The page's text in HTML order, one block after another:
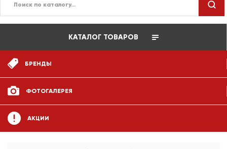
КАТАЛОГ ТОВАРОВ
БРЕНДЫ
ФОТОГАЛЕРЕЯ
АКЦИИ